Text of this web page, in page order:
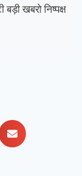
खबरो निष्पक्ष